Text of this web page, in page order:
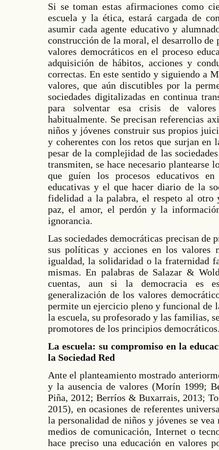
Si se toman estas afirmaciones como
escuela y la ética, estará cargada de
asumir cada agente educativo y
construcción de la moral, el desarrollo
valores democráticos en el proceso
adquisición de hábitos, acciones y
correctas. En este sentido y siguiendo a
valores, que aún discutibles por la
sociedades digitalizadas en continua
para solventar esa crisis de
habitualmente. Se precisan referencias
niños y jóvenes construir sus propios
y coherentes con los retos que surjan en
pesar de la complejidad de las
transmiten, se hace necesario plantearse
que guíen los procesos educativos
educativas y el que hacer diario de la
fidelidad a la palabra, el respeto al otro
paz, el amor, el perdón y la
ignorancia.
Las sociedades democráticas precisan de
sus políticas y acciones en los valores
igualdad, la solidaridad o la fraternidad
mismas. En palabras de Salazar &
cuentas, aun si la democracia es
generalización de los valores
permite un ejercicio pleno y funcional de
la escuela, su profesorado y las familias,
promotores de los principios
La escuela: su compromiso en la
la Sociedad Red
Ante el planteamiento mostrado
y la ausencia de valores (Morín 1999;
Piña, 2012; Berríos & Buxarrais, 2013;
2015), en ocasiones de referentes
la personalidad de niños y jóvenes se
medios de comunicación, Internet o
hace preciso una educación en valores